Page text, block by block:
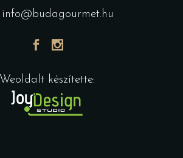
info@budagourmet.hu
Weoldalt készítette: